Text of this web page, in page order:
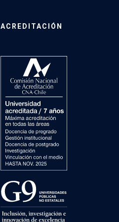
ACREDITACIÓN